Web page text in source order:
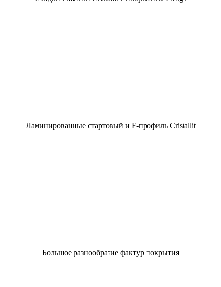
Ламинированные стартовый и F-профиль Cristallit
Большое разнообразие фактур покрытия